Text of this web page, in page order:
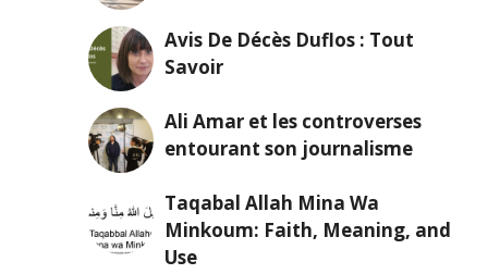
Avis De Décès Duflos : Tout
Savoir
Ali Amar et les controverses
entourant son journalisme
Taqabal Allah Mina Wa
Minkoum: Faith, Meaning, and
Use